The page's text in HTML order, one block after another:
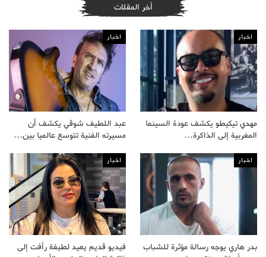
أخر المقلات
اخبار
مهدي تيكيطو يكشف عودة السينما
المغربية إلى الذاكرة…
اخبار
عبد اللطيف شوقي يكشف أن
مسيرته الفنية تتوسع عالميا بين…
اخبار
بدر هاري يوجه رسالة مؤثرة للشباب
اخبار
فيديو قديم يعيد لطيفة رأفت إلى